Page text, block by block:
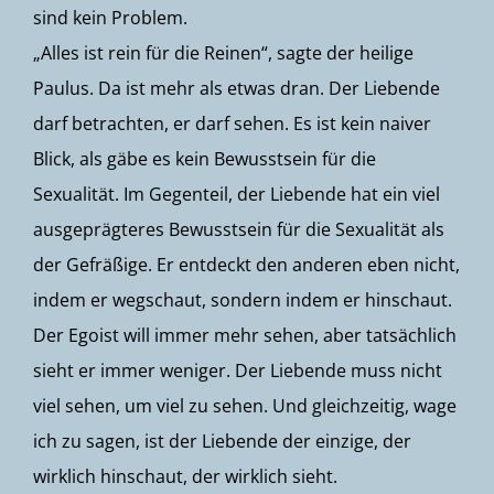
sind kein Problem.
„Alles ist rein für die Reinen“, sagte der heilige
Paulus. Da ist mehr als etwas dran. Der Liebende
darf betrachten, er darf sehen. Es ist kein naiver
Blick, als gäbe es kein Bewusstsein für die
Sexualität. Im Gegenteil, der Liebende hat ein viel
ausgeprägteres Bewusstsein für die Sexualität als
der Gefräßige. Er entdeckt den anderen eben nicht,
indem er wegschaut, sondern indem er hinschaut.
Der Egoist will immer mehr sehen, aber tatsächlich
sieht er immer weniger. Der Liebende muss nicht
viel sehen, um viel zu sehen. Und gleichzeitig, wage
ich zu sagen, ist der Liebende der einzige, der
wirklich hinschaut, der wirklich sieht.